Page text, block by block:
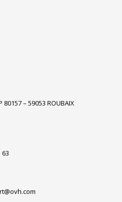
– 59053 ROUBAIX
63